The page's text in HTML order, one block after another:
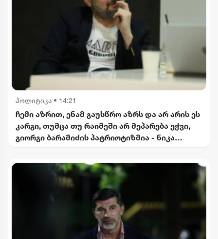
პოლიტიკა • 14:21
ჩემი აზრით, ენამ გაუსწრო აზრს და არ არის ეს
კარგი, თუმცა თუ რაიმეში არ მეპარება ეჭვი,
გიორგი ბარამიძის პატრიოტიზმია - ნიკა